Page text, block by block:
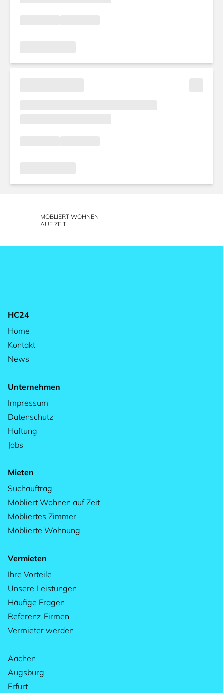
MÖBLIERT WOHNEN
AUF ZEIT
HC24
Home
Kontakt
News
Unternehmen
Impressum
Datenschutz
Haftung
Jobs
Mieten
Suchauftrag
Möbliert Wohnen auf Zeit
Möbliertes Zimmer
Möblierte Wohnung
Vermieten
Ihre Vorteile
Unsere Leistungen
Häufige Fragen
Referenz-Firmen
Vermieter werden
Aachen
Augsburg
Erfurt